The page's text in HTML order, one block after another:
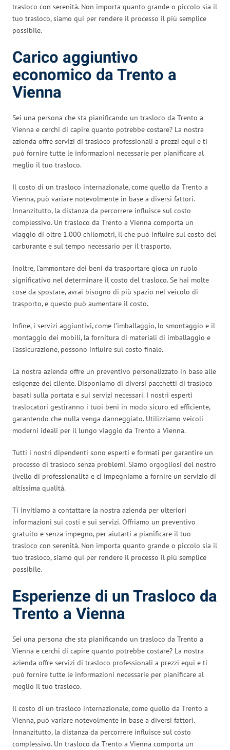
trasloco con serenità. Non importa quanto grande o piccolo sia il
tuo trasloco, siamo qui per rendere il processo il più semplice
possibile.
Carico aggiuntivo
economico da Trento a
Vienna
Sei una persona che sta pianificando un trasloco da Trento a
Vienna e cerchi di capire quanto potrebbe costare? La nostra
azienda offre servizi di trasloco professionali a prezzi equi e ti
può fornire tutte le informazioni necessarie per pianificare al
meglio il tuo trasloco.
Il costo di un trasloco internazionale, come quello da Trento a
Vienna, può variare notevolmente in base a diversi fattori.
Innanzitutto, la distanza da percorrere influisce sul costo
complessivo. Un trasloco da Trento a Vienna comporta un
viaggio di oltre 1.000 chilometri, il che può influire sul costo del
carburante e sul tempo necessario per il trasporto.
Inoltre, l’ammontare dei beni da trasportare gioca un ruolo
significativo nel determinare il costo del trasloco. Se hai molte
cose da spostare, avrai bisogno di più spazio nel veicolo di
trasporto, e questo può aumentare il costo.
Infine, i servizi aggiuntivi, come l’imballaggio, lo smontaggio e il
montaggio dei mobili, la fornitura di materiali di imballaggio e
l’assicurazione, possono influire sul costo finale.
La nostra azienda offre un preventivo personalizzato in base alle
esigenze del cliente. Disponiamo di diversi pacchetti di trasloco
basati sulla portata e sui servizi necessari. I nostri esperti
traslocatori gestiranno i tuoi beni in modo sicuro ed efficiente,
garantendo che nulla venga danneggiato. Utilizziamo veicoli
moderni ideali per il lungo viaggio da Trento a Vienna.
Tutti i nostri dipendenti sono esperti e formati per garantire un
processo di trasloco senza problemi. Siamo orgogliosi del nostro
livello di professionalità e ci impegniamo a fornire un servizio di
altissima qualità.
Ti invitiamo a contattare la nostra azienda per ulteriori
informazioni sui costi e sui servizi. Offriamo un preventivo
gratuito e senza impegno, per aiutarti a pianificare il tuo
trasloco con serenità. Non importa quanto grande o piccolo sia il
tuo trasloco, siamo qui per rendere il processo il più semplice
possibile.
Esperienze di un Trasloco da
Trento a Vienna
Sei una persona che sta pianificando un trasloco da Trento a
Vienna e cerchi di capire quanto potrebbe costare? La nostra
azienda offre servizi di trasloco professionali a prezzi equi e ti
può fornire tutte le informazioni necessarie per pianificare al
meglio il tuo trasloco.
Il costo di un trasloco internazionale, come quello da Trento a
Vienna, può variare notevolmente in base a diversi fattori.
Innanzitutto, la distanza da percorrere influisce sul costo
complessivo. Un trasloco da Trento a Vienna comporta un